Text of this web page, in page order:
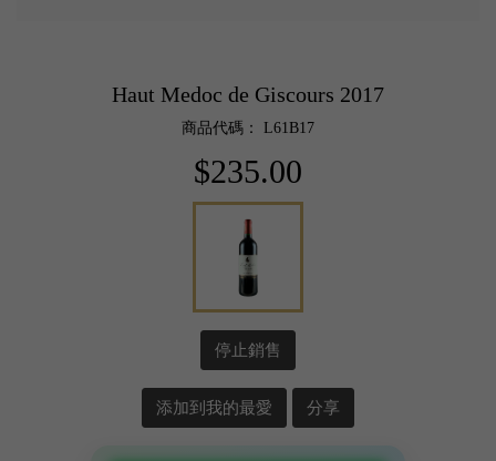
Haut Medoc de Giscours 2017
商品代碼： L61B17
$235.00
停止銷售
添加到我的最愛 分享